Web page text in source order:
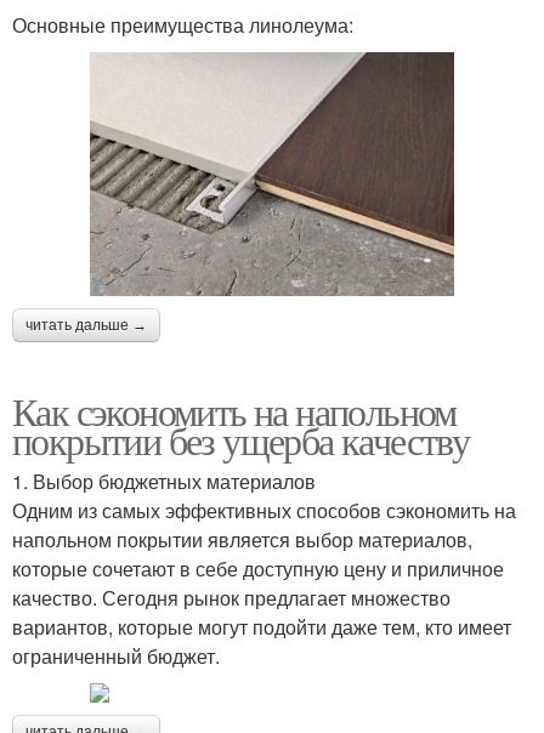
Основные преимущества линолеума:
читать дальше →
Как сэкономить на напольном
покрытии без ущерба качеству
1. Выбор бюджетных материалов
Одним из самых эффективных способов сэкономить на
напольном покрытии является выбор материалов,
которые сочетают в себе доступную цену и приличное
качество. Сегодня рынок предлагает множество
вариантов, которые могут подойти даже тем, кто имеет
ограниченный бюджет.